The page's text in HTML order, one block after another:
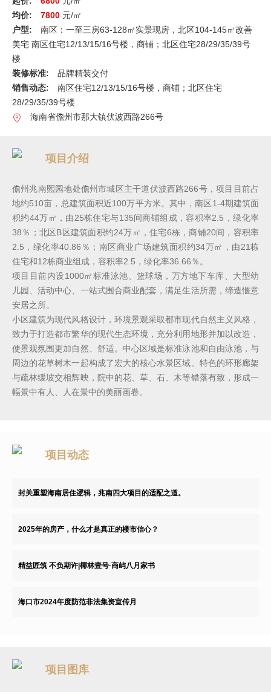
均价:
7800 元/㎡
户型:
南区：一至三房63-128㎡实景现房，北区104-145㎡改善
美宅 南区住宅12/13/15/16号楼，商铺；北区住宅28/29/35/39号
楼
装修标准:
品牌精装交付
销售动态:
南区住宅12/13/15/16号楼，商铺；北区住宅
28/29/35/39号楼
海南省儋州市那大镇伏波西路266号
项目介绍
儋州兆南熙园地处儋州市城区主干道伏波西路266号，项目目前占
地约510亩，总建筑面积近100万平方米。其中，南区1-4期建筑面
积约44万㎡，由25栋住宅与135间商铺组成，容积率2.5，绿化率
38％；北区B区建筑面积约24万㎡，住宅6栋，商铺20间，容积率
2.5，绿化率40.86％；南区商业广场建筑面积约34万㎡，由21栋
住宅和12栋商业组成，容积率2.5，绿化率36.66％。
项目目前内设1000㎡标准泳池、篮球场，万方地下车库、大型幼
儿园、活动中心、一站式围合商业配套，满足生活所需，缔造惬意
安居之所。
小区建筑为现代风格设计，环境景观采取都市现代自然主义风格，
致力于打造都市繁华的现代生态环境，充分利用地形并加以改造，
使景观氛围更加自然、舒适。中心区域是标准泳池和自由泳池，与
周边的花草树木一起构成了宏大的核心水景区域。特色的环形廊架
与疏林缓坡交相辉映，院中的花、草、石、木等错落有致，形成一
幅景中有人、人在景中的美丽画卷。
项目动态
封关重塑海南居住逻辑，兆南四大项目的适配之道。
2025年的房产，什么才是真正的楼市信心？
精益匠筑 不负期许|椰林壹号·商屿八月家书
海口市2024年度防范非法集资宣传月
项目图库